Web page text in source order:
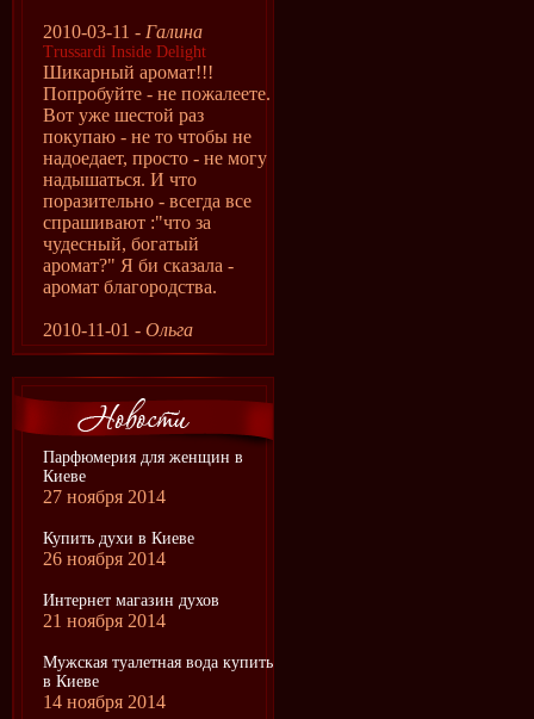
2010-03-11 - Галина
Trussardi Inside Delight
Шикарный аромат!!!
Попробуйте - не пожалеете.
Вот уже шестой раз
покупаю - не то чтобы не
надоедает, просто - не могу
надышаться. И что
поразительно - всегда все
спрашивают :"что за
чудесный, богатый
аромат?" Я би сказала -
аромат благородства.
2010-11-01 - Ольга
Парфюмерия для женщин в
Киеве
27 ноября 2014
Купить духи в Киеве
26 ноября 2014
Интернет магазин духов
21 ноября 2014
Мужская туалетная вода купить
в Киеве
14 ноября 2014